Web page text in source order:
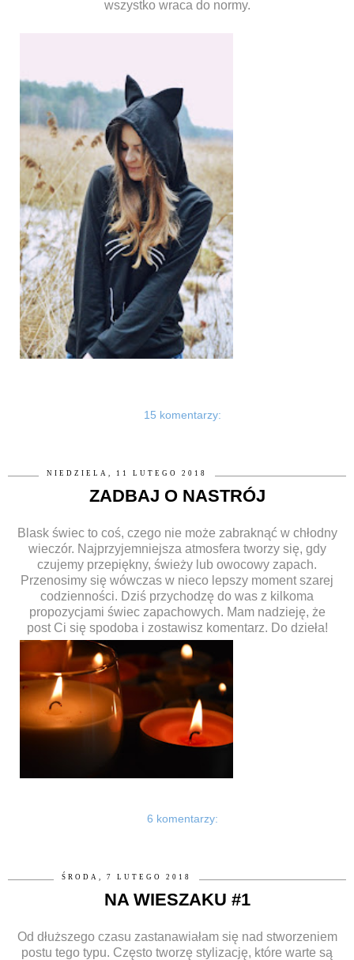
wszystko wraca do normy.
15 komentarzy:
NIEDZIELA, 11 LUTEGO 2018
ZADBAJ O NASTRÓJ
Blask świec to coś, czego nie może zabraknąć w chłodny
wieczór. Najprzyjemniejsza atmosfera tworzy się, gdy
czujemy przepiękny, świeży lub owocowy zapach.
Przenosimy się wówczas w nieco lepszy moment szarej
codzienności. Dziś przychodzę do was z kilkoma
propozycjami świec zapachowych. Mam nadzieję, że
post Ci się spodoba i zostawisz komentarz. Do dzieła!
6 komentarzy:
ŚRODA, 7 LUTEGO 2018
NA WIESZAKU #1
Od dłuższego czasu zastanawiałam się nad stworzeniem
postu tego typu. Często tworzę stylizację, które warte są